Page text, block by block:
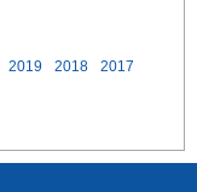
2019 2018
2017